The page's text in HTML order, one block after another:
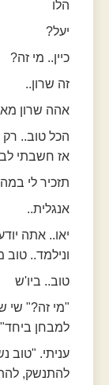
הלו
יעל?
כיין.. מי זה?
זה שרון..
אהה שרון
הכל טוב.. רק
אז חשבתי
תזכיר לי
אנגלית..
יאו.. אתה
ונילמד.. טוב
טוב.. ביו'ש
"מי זה?" שי
למבחן ביחד"
עניתי. "טוב
להתנשק,